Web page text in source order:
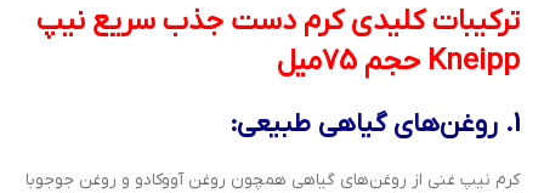
ترکیبات کلیدی کرم دست جذب سریع نیپ
Kneipp حجم 75میل
1. روغن‌های گیاهی طبیعی:
کرم نیپ غنی از روغن‌های گیاهی همچون روغن آووکادو و روغن جوجوبا